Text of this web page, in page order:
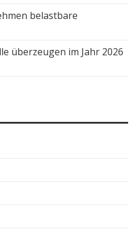
belastbare
überzeugen im Jahr 2026